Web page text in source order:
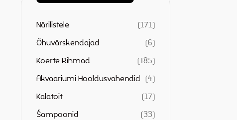
171
Närilistele
6
Õhuvärskendajad
185
Koerte Rihmad
4
Akvaariumi Hooldusvahendid
17
Kalatoit
33
Šampoonid